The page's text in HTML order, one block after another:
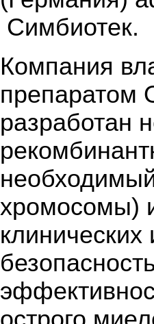
Симбиотек.
Компания
препаратом
разработан
хромосомы)